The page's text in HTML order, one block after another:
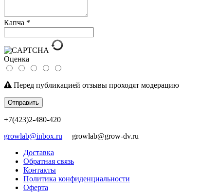
Капча *
Оценка
Перед публикацией отзывы проходят модерацию
Отправить
+7(423)2-480-420
growlab@inbox.ru growlab@grow-dv.ru
Доставка
Обратная связь
Контакты
Политика конфиденциальности
Оферта